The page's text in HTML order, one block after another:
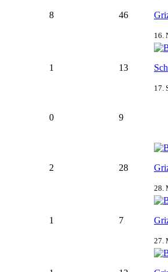
8 46
16.
1 13
17.
0 9
2 28
28.
1 7
27.